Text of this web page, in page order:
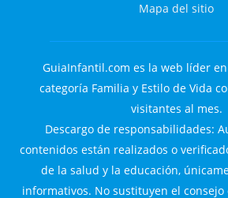
Mapa del sitio
GuiaInfantil.com es la web líder
categoría Familia y Estilo de Vida
visitantes al mes.
Descargo de responsabilidades:
contenidos están realizados o
de la salud y la educación,
informativos. No sustituyen el